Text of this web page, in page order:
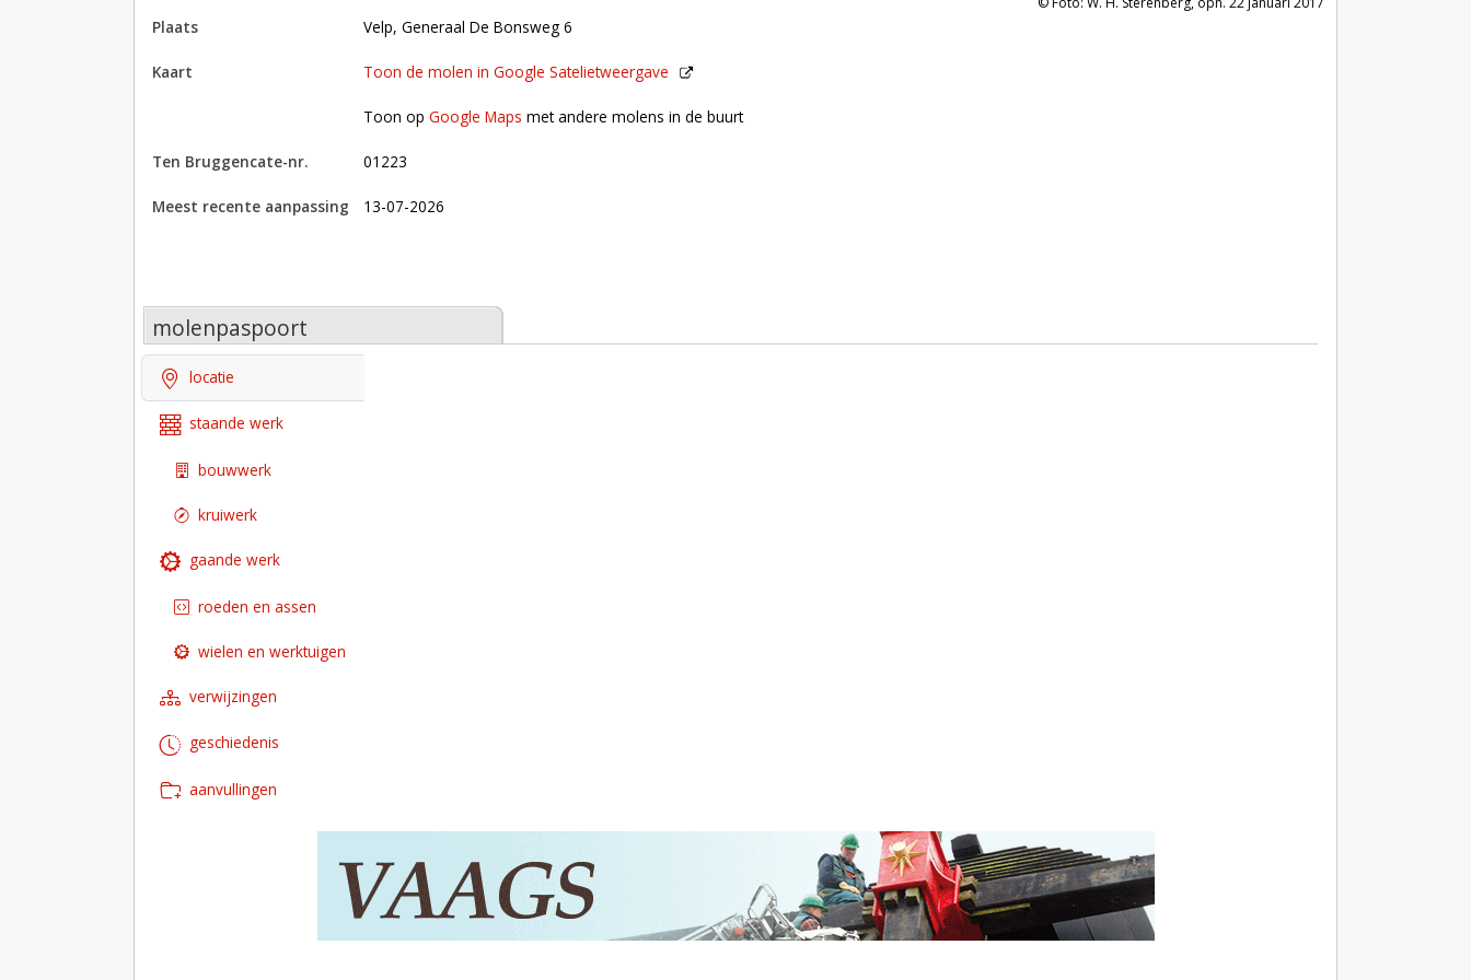
plaats Velp, Generaal De Bonsweg 6
kaart Toon de molen in Google Satelietweergave
Toon op Google Maps met andere molens in de buurt
Toon op Google Maps met andere molens in de buurt
Ten Bruggencate-nr. 01223
Meest recente aanpassing 13-07-2026
molenpaspoort
locatie
staande werk
bouwwerk
kruiwerk
gaande werk
roeden en assen
wielen en werktuigen
verwijzingen
geschiedenis
aanvullingen